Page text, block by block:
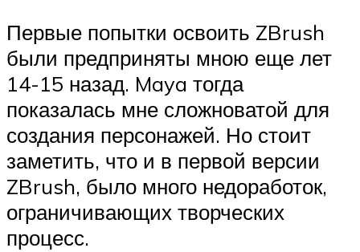
Первые попытки освоить ZBrush
были предприняты мною еще лет
14-15 назад. Maya тогда
показалась мне сложноватой для
создания персонажей. Но стоит
заметить, что и в первой версии
ZBrush, было много недоработок,
ограничивающих творческих
процесс.